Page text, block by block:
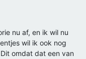
nu af, en ik wil nu
wil ik ook nog
omdat dat een van